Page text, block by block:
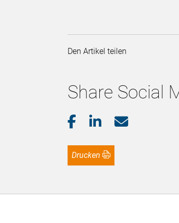
Den Artikel teilen
Share Social
Drucken